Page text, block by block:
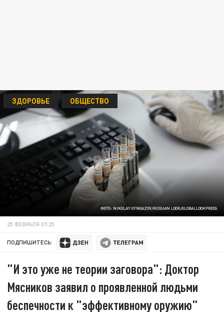
ФОТО: NIKOLAY GYNGAZOV/RUSSIAN LOOK/GLOBALLOOKPRESS
ЗДОРОВЬЕ ОБЩЕСТВО
25 ФЕВРАЛЯ 07:25
ПОДПИШИТЕСЬ:
"И это уже не теории заговора": Доктор
Мясников заявил о проявленной людьми
беспечности к "эффективному оружию"